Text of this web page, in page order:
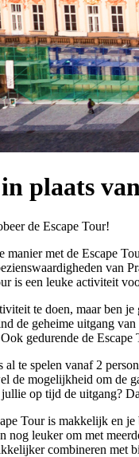
plaats
manier met de Escape
van
is een leuke activiteit
te doen, maar ben
de geheime uitgang
gedurende de
al te spelen vanaf 2
de mogelijkheid om de
op tijd de uitgang?
Tour is makkelijk en
nog leuker om met
combineren met